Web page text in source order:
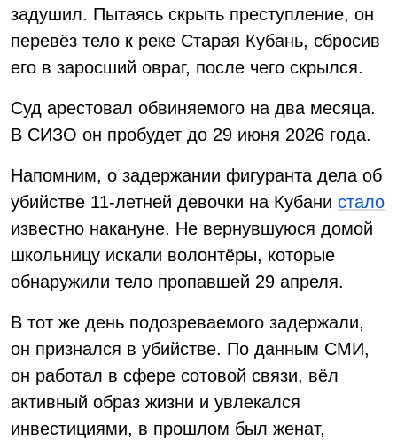
задушил. Пытаясь скрыть преступление, он
перевёз тело к реке Старая Кубань, сбросив
его в заросший овраг, после чего скрылся.
Суд арестовал обвиняемого на два месяца.
В СИЗО он пробудет до 29 июня 2026 года.
Напомним, о задержании фигуранта дела об
убийстве 11-летней девочки на Кубани стало
известно накануне. Не вернувшуюся домой
школьницу искали волонтёры, которые
обнаружили тело пропавшей 29 апреля.
В тот же день подозреваемого задержали,
он признался в убийстве. По данным СМИ,
он работал в сфере сотовой связи, вёл
активный образ жизни и увлекался
инвестициями, в прошлом был женат,